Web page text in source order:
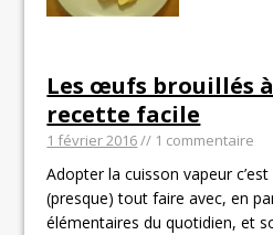
Les œufs brouillés
recette facile
1 février 2016// 1 commentaire
Adopter la cuisson vapeur
(presque) tout faire avec, en
élémentaires du quotidien, et